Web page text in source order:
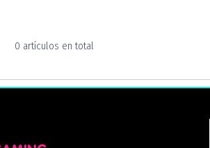
0 artículos en total